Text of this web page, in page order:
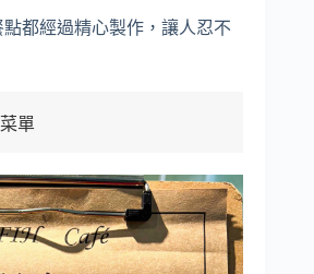
都經過精心製作，讓人忍不
單